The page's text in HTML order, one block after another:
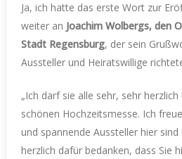
Ja, ich hatte das erste Wort zur
weiter an Joachim Wolbergs, den
Stadt Regensburg, der sein
Aussteller und Heiratswillige
„Ich darf sie alle sehr, sehr
schönen Hochzeitsmesse. Ich
und spannende Aussteller hier
herzlich dafür bedanken, dass Sie